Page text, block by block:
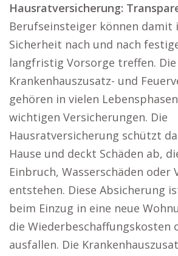
Hausratversicherung:
Berufseinsteiger können damit
Sicherheit nach und nach
langfristig Vorsorge treffen.
Krankenhauszusatz- und
gehören in vielen
wichtigen Versicherungen. Die
Hausratversicherung schützt
Hause und deckt Schäden ab,
Einbruch, Wasserschäden oder
entstehen. Diese Absicherung
beim Einzug in eine neue
die Wiederbeschaffungskosten
ausfallen. Die